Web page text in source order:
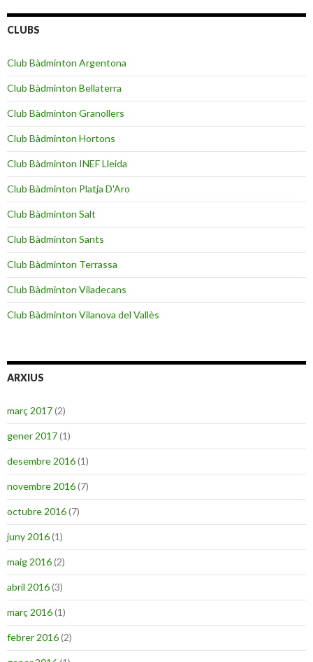
CLUBS
Club Bàdminton Argentona
Club Bàdminton Bellaterra
Club Bàdminton Granollers
Club Bàdminton Hortons
Club Bàdminton INEF Lleida
Club Bàdminton Platja D'Aro
Club Bàdminton Salt
Club Bàdminton Sants
Club Bàdminton Terrassa
Club Bàdminton Viladecans
Club Bàdminton Vilanova del Vallès
ARXIUS
març 2017(2)
gener 2017(1)
desembre 2016(1)
novembre 2016(7)
octubre 2016(7)
juny 2016(1)
maig 2016(2)
abril 2016(3)
març 2016(1)
febrer 2016(2)